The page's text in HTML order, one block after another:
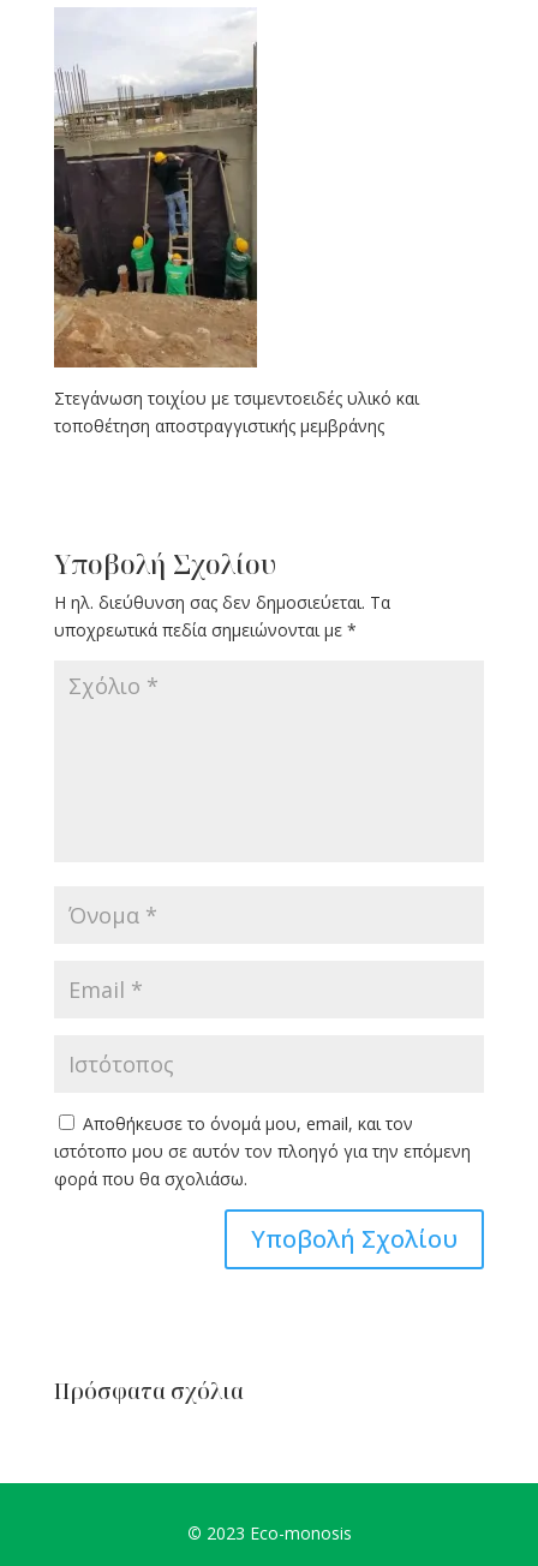
Στεγάνωση τοιχίου με τσιμεντοειδές υλικό και
τοποθέτηση αποστραγγιστικής μεμβράνης
Υποβολή Σχολίου
Η ηλ. διεύθυνση σας δεν δημοσιεύεται. Τα
υποχρεωτικά πεδία σημειώνονται με *
Αποθήκευσε το όνομά μου, email, και τον
ιστότοπο μου σε αυτόν τον πλοηγό για την επόμενη
φορά που θα σχολιάσω.
Πρόσφατα σχόλια
© 2023 Eco-monosis